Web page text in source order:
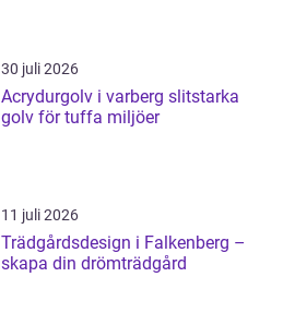
30 juli 2026
Acrydurgolv i varberg slitstarka
golv för tuffa miljöer
11 juli 2026
Trädgårdsdesign i Falkenberg –
skapa din drömträdgård